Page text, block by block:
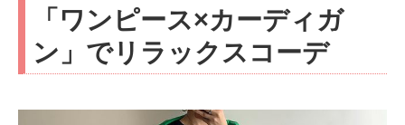
「ワンピース×カーディガ
ン」でリラックスコーデ